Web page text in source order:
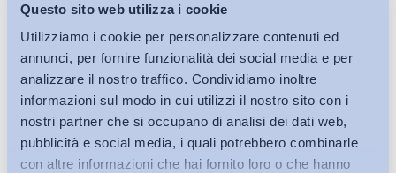
Questo sito web utilizza i cookie
Utilizziamo i cookie per personalizzare contenuti ed
annunci, per fornire funzionalità dei social media e per
analizzare il nostro traffico. Condividiamo inoltre
informazioni sul modo in cui utilizzi il nostro sito con i
nostri partner che si occupano di analisi dei dati web,
pubblicità e social media, i quali potrebbero combinarle
con altre informazioni che hai fornito loro o che hanno